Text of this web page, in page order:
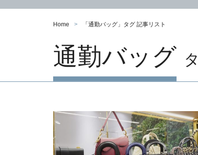
Home 「 通勤バッグ 」タグ 記事リスト
通勤バッグ